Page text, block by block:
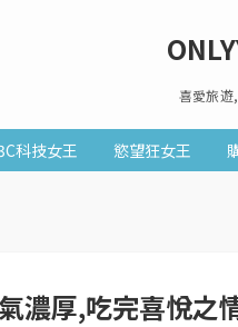
喜愛旅
科技女王 慾望狂女王
濃厚,吃完喜悅之